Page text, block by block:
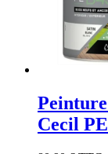
Cecil